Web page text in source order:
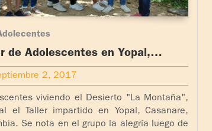
de Adolescentes en Yopal,
2, 2017
viviendo el Desierto "La Montaña",
el Taller impartido en Yopal, Casanare,
Se nota en el grupo la alegría luego de